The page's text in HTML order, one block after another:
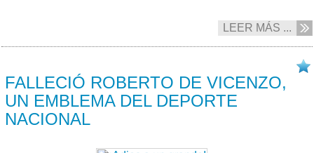
LEER MÁS ...
FALLECIÓ ROBERTO DE VICENZO,
UN EMBLEMA DEL DEPORTE
NACIONAL